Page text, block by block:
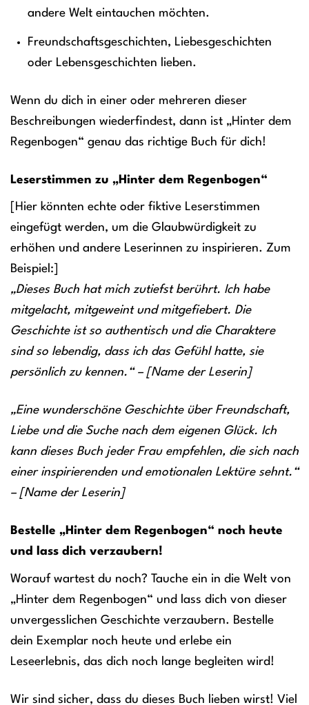
andere Welt eintauchen möchten.
Freundschaftsgeschichten, Liebesgeschichten
oder Lebensgeschichten lieben.
Wenn du dich in einer oder mehreren dieser
Beschreibungen wiederfindest, dann ist „Hinter dem
Regenbogen“ genau das richtige Buch für dich!
Leserstimmen zu „Hinter dem Regenbogen“
[Hier könnten echte oder fiktive Leserstimmen
eingefügt werden, um die Glaubwürdigkeit zu
erhöhen und andere Leserinnen zu inspirieren. Zum
Beispiel:]
„Dieses Buch hat mich zutiefst berührt. Ich habe
mitgelacht, mitgeweint und mitgefiebert. Die
Geschichte ist so authentisch und die Charaktere
sind so lebendig, dass ich das Gefühl hatte, sie
persönlich zu kennen.“ – [Name der Leserin]
„Eine wunderschöne Geschichte über Freundschaft,
Liebe und die Suche nach dem eigenen Glück. Ich
kann dieses Buch jeder Frau empfehlen, die sich nach
einer inspirierenden und emotionalen Lektüre sehnt.“
– [Name der Leserin]
Bestelle „Hinter dem Regenbogen“ noch heute
und lass dich verzaubern!
Worauf wartest du noch? Tauche ein in die Welt von
„Hinter dem Regenbogen“ und lass dich von dieser
unvergesslichen Geschichte verzaubern. Bestelle
dein Exemplar noch heute und erlebe ein
Leseerlebnis, das dich noch lange begleiten wird!
Wir sind sicher, dass du dieses Buch lieben wirst! Viel